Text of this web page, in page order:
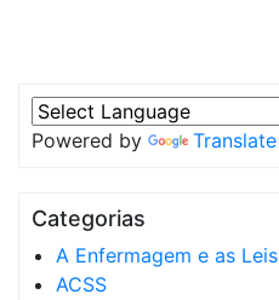
Powered by Translate
Categorias
A Enfermagem e as Leis
ACSS